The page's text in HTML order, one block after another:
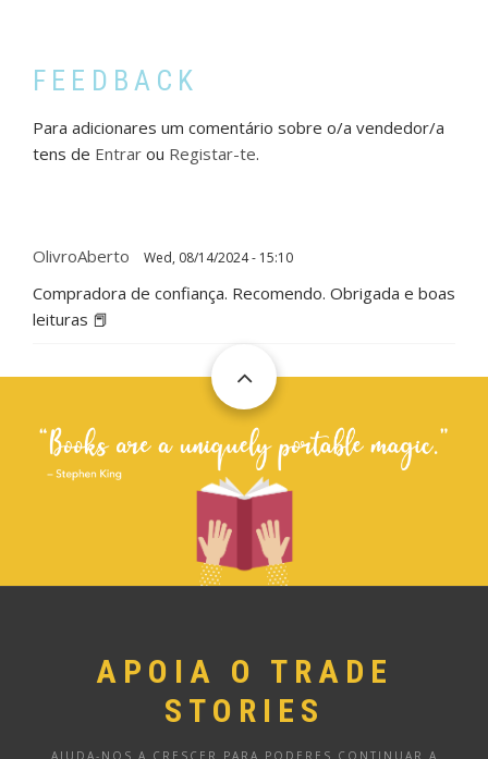
FEEDBACK
Para adicionares um comentário sobre o/a vendedor/a
tens de Entrar ou Registar-te.
OlivroAberto Wed, 08/14/2024 - 15:10
Compradora de confiança. Recomendo. Obrigada e boas
leituras 📕
APOIA O TRADE
STORIES
AJUDA-NOS A CRESCER PARA PODERES CONTINUAR A